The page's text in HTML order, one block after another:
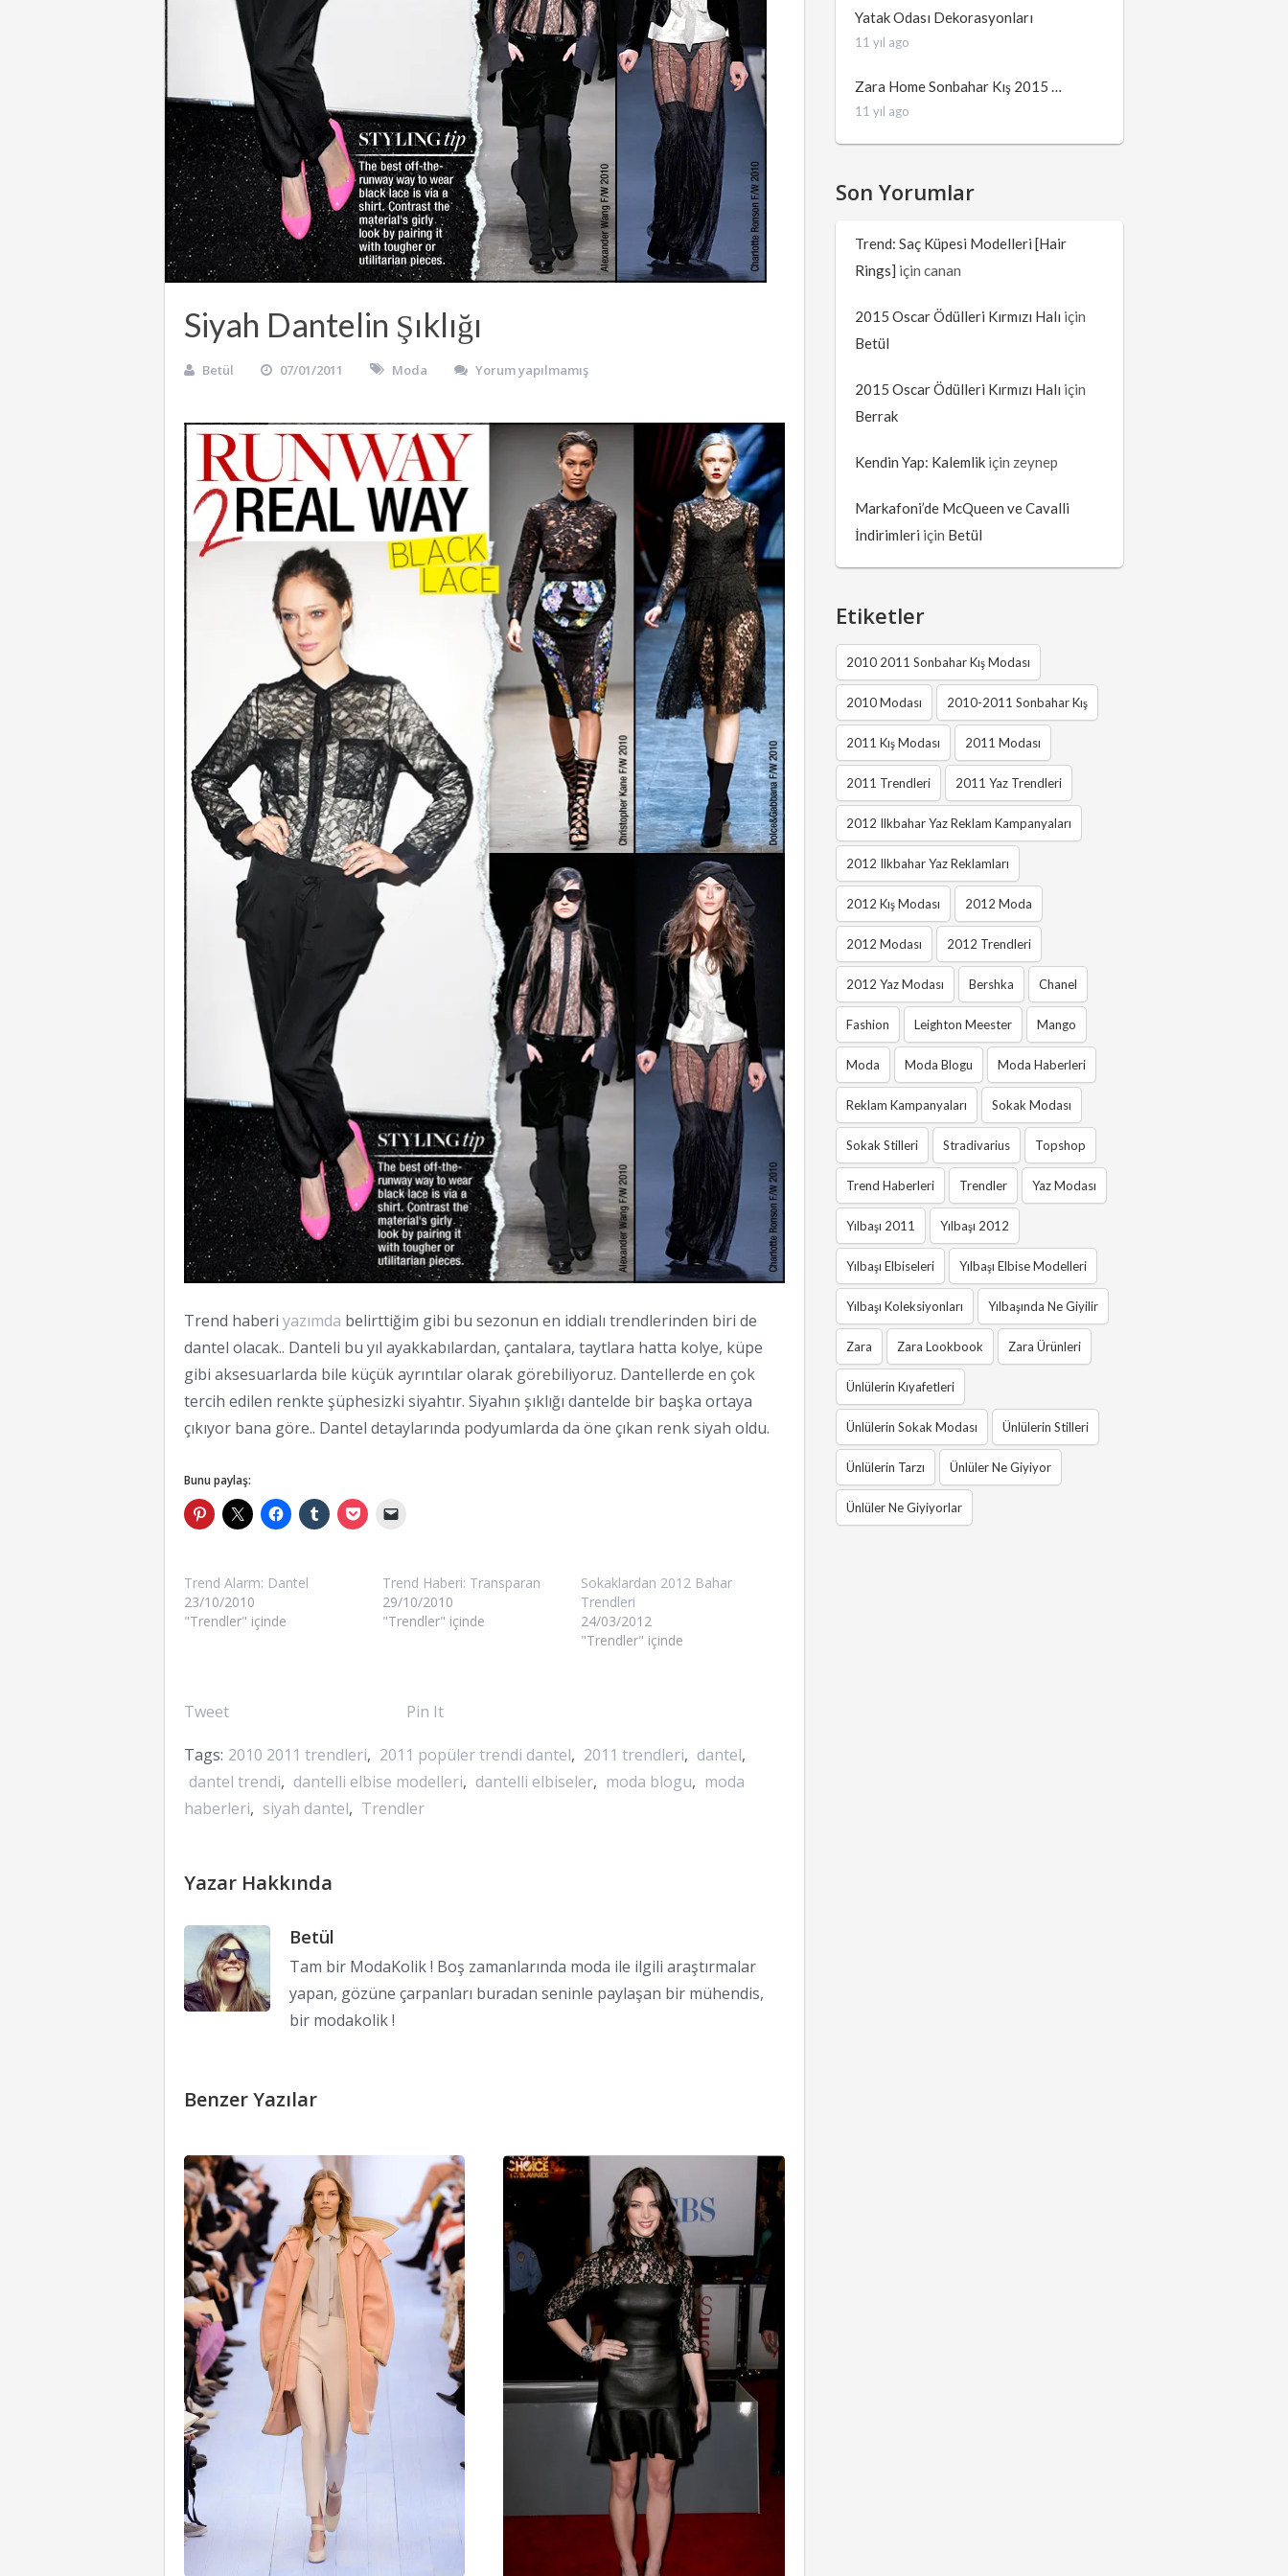
Siyah Dantelin Şıklığı
Betül 07/01/2011 Moda Yorum yapılmamış
Trend haberi yazımda belirttiğim gibi bu sezonun en iddialı trendlerinden biri de
dantel olacak.. Danteli bu yıl ayakkabılardan, çantalara, taytlara hatta kolye, küpe
gibi aksesuarlarda bile küçük ayrıntılar olarak görebiliyoruz. Dantellerde en çok
tercih edilen renkte şüphesizki siyahtır. Siyahın şıklığı dantelde bir başka ortaya
çıkıyor bana göre.. Dantel detaylarında podyumlarda da öne çıkan renk siyah oldu.
Bunu paylaş:
Trend Alarm: Dantel
23/10/2010
"Trendler" içinde
Trend Haberi: Transparan
29/10/2010
"Trendler" içinde
Sokaklardan 2012 Bahar
Trendleri
24/03/2012
"Trendler" içinde
Tweet Pin It
Tags: 2010 2011 trendleri, 2011 popüler trendi dantel, 2011 trendleri, dantel,
dantel trendi, dantelli elbise modelleri, dantelli elbiseler, moda blogu, moda
haberleri, siyah dantel, Trendler
Yazar Hakkında
Betül
Tam bir ModaKolik ! Boş zamanlarında moda ile ilgili araştırmalar
yapan, gözüne çarpanları buradan seninle paylaşan bir mühendis,
bir modakolik !
Benzer Yazılar
Chloe
2013
Sonbahar/Kış
23/03/2012
Yatak Odası Dekorasyonları
11 yıl ago
Zara Home Sonbahar Kış 2015 …
11 yıl ago
Son Yorumlar
Trend: Saç Küpesi Modelleri [Hair
Rings] için canan
2015 Oscar Ödülleri Kırmızı Halı için
Betül
2015 Oscar Ödülleri Kırmızı Halı için
Berrak
Kendin Yap: Kalemlik için zeynep
Markafoni’de McQueen ve Cavalli
İndirimleri için Betül
Etiketler
2010 2011 Sonbahar Kış Modası
2010 Modası 2010-2011 Sonbahar Kış
2011 Kış Modası 2011 Modası
2011 Trendleri 2011 Yaz Trendleri
2012 Ilkbahar Yaz Reklam Kampanyaları
2012 Ilkbahar Yaz Reklamları
2012 Kış Modası 2012 Moda
2012 Modası 2012 Trendleri
2012 Yaz Modası Bershka Chanel
Fashion Leighton Meester Mango
Moda Moda Blogu Moda Haberleri
Reklam Kampanyaları Sokak Modası
Sokak Stilleri Stradivarius Topshop
Trend Haberleri Trendler Yaz Modası
Yılbaşı 2011 Yılbaşı 2012
Yılbaşı Elbiseleri Yılbaşı Elbise Modelleri
Yılbaşı Koleksiyonları Yılbaşında Ne Giyilir
Zara Zara Lookbook Zara Ürünleri
Ünlülerin Kıyafetleri
Ünlülerin Sokak Modası Ünlülerin Stilleri
Ünlülerin Tarzı Ünlüler Ne Giyiyor
Ünlüler Ne Giyiyorlar